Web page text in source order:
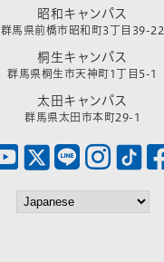
昭和キャンパス
群馬県前橋市昭和町3丁目39-22
桐生キャンパス
群馬県桐生市天神町1丁目5-1
太田キャンパス
群馬県太田市本町29-1